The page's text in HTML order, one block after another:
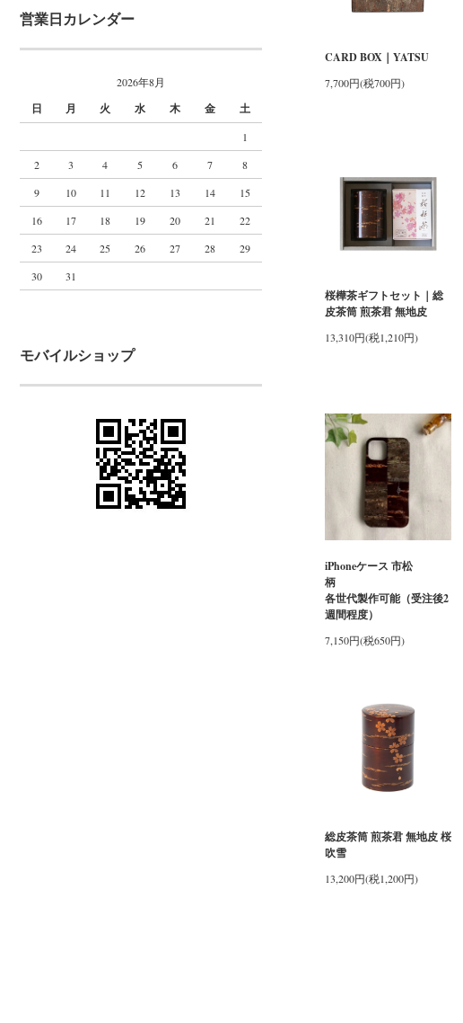
営業日カレンダー
2026年8月
日 月 火 水 木 金 土
1
2
3 4 5 6 7
8
9
10 11 12 13 14
15
16
17 18 19 20 21
22
23
24 25 26 27 28
29
30
31
モバイルショップ
CARD BOX｜YATSU
7,700円(税700円)
桜樺茶ギフトセット｜総
皮茶筒 煎茶君 無地皮
13,310円(税1,210円)
iPhoneケース 市松
柄
各世代製作可能（受注後2
週間程度）
7,150円(税650円)
総皮茶筒 煎茶君 無地皮 桜
吹雪
13,200円(税1,200円)